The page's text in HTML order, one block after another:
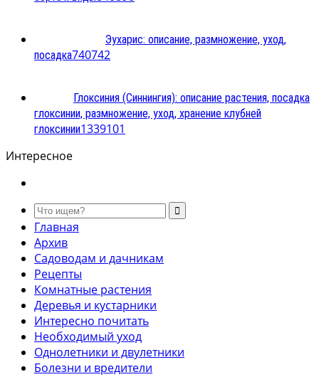
Эухарис: описание, размножение, уход,
посадка740742
Глоксиния (Синнингия): описание растения, посадка
глоксинии, размножение, уход, хранение клубней
глоксинии1339101
Интересное
Главная
Архив
Садоводам и дачникам
Рецепты
Комнатные растения
Деревья и кустарники
Интересно почитать
Необходимый уход
Однолетники и двулетники
Болезни и вредители